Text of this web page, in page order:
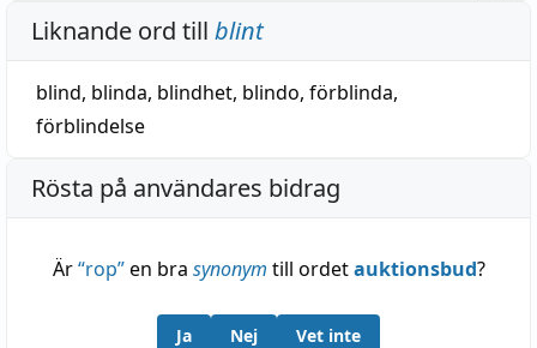
Liknande ord till blint
blind, blinda, blindhet, blindo, förblinda,
förblindelse
Rösta på användares bidrag
Är“rop”en bra synonym till ordetauktionsbud?
Ja Nej Vet inte